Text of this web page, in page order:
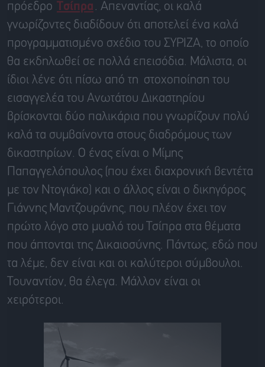
πρόεδρο
Τσίπρα
. Απεναντίας, οι καλά
γνωρίζοντες διαδίδουν ότι αποτελεί ένα καλά
προγραμματισμένο σχέδιο του ΣΥΡΙΖΑ, το οποίο
θα εκδηλωθεί σε πολλά επεισόδια. Μάλιστα, οι
ίδιοι λένε ότι πίσω από τη στοχοποίηση του
εισαγγελέα του Ανωτάτου Δικαστηρίου
βρίσκονται δύο παλικάρια που γνωρίζουν πολύ
καλά τα συμβαίνοντα στους διαδρόμους των
δικαστηρίων. Ο ένας είναι ο Μίμης
Παπαγγελόπουλος (που έχει διαχρονική βεντέτα
με τον Ντογιάκο ) και ο άλλος είναι ο δικηγόρος
Γιάννης Μαντζουράνης , που πλέον έχει τον
πρώτο λόγο στο μυαλό του
Τσίπρα στα θέματα
που άπτονται της Δικαιοσύνης. Πάντως, εδώ που
τα λέμε, δεν είναι και οι καλύτεροι σύμβουλοι.
Τουναντίον, θα έλεγα. Μάλλον είναι οι
χειρότεροι.